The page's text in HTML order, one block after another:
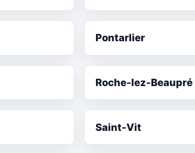
Pontarlier
Roche-lez-Beaupré
Saint-Vit